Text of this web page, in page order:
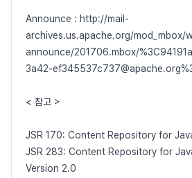
Announce : http://mail-
archives.us.apache.org/mod_mbox/
announce/201706.mbox/
3a42-
< 참고 >
JSR 170: Content Repository for
JSR 283: Content Repository for
Version 2.0